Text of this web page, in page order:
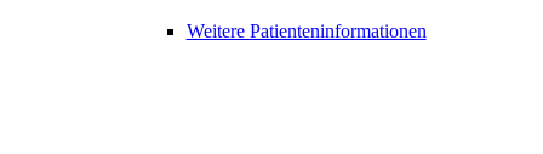
Weitere Patienteninformationen